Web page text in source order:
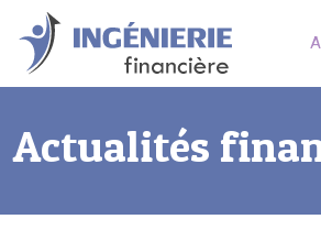
Actualités